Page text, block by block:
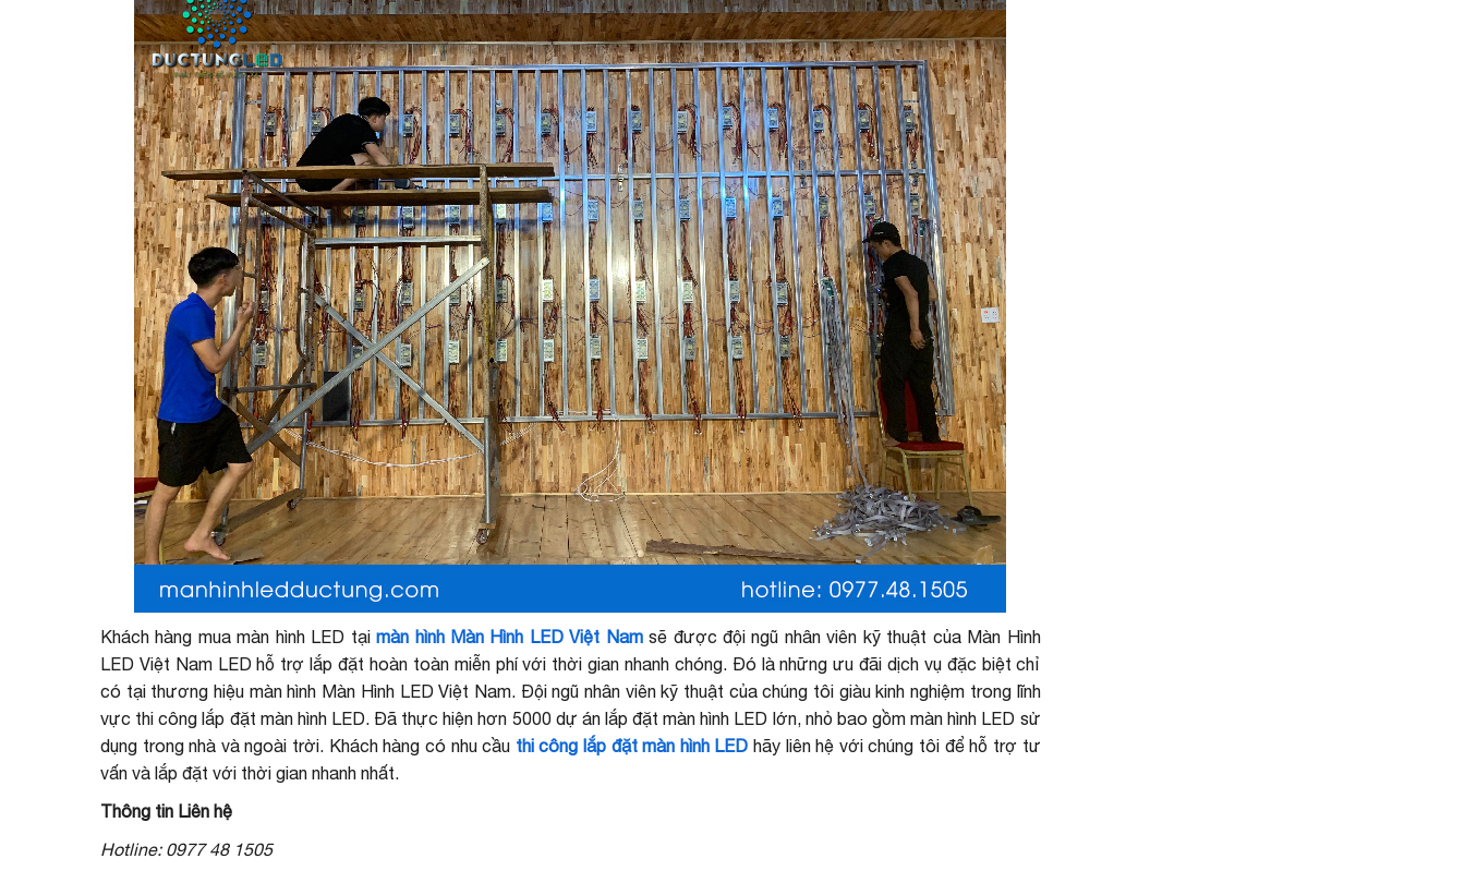
Khách hàng mua màn hình LED tạimàn hình Màn Hình LED Việt Namsẽ được đội ngũ nhân viên kỹ thuật của Màn Hình
LED Việt Nam LED hỗ trợ lắp đặt hoàn toàn miễn phí với thời gian nhanh chóng. Đó là những ưu đãi dịch vụ đặc biệt chỉ
có tại thương hiệu màn hình Màn Hình LED Việt Nam. Đội ngũ nhân viên kỹ thuật của chúng tôi giàu kinh nghiệm trong lĩnh
vực thi công lắp đặt màn hình LED. Đã thực hiện hơn 5000 dự án lắp đặt màn hình LED lớn, nhỏ bao gồm màn hình LED sử
dụng trong nhà và ngoài trời. Khách hàng có nhu cầu thi công lắp đặt màn hình LED hãy liên hệ với chúng tôi để hỗ trợ tư
vấn và lắp đặt với thời gian nhanh nhất.
Thông tin Liên hệ
Hotline: 0977 48 1505